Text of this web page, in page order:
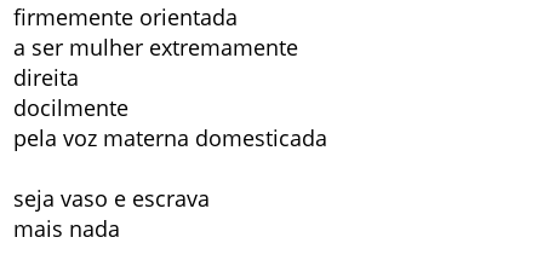
firmemente orientada
a ser mulher extremamente
direita
docilmente
pela voz materna domesticada
seja vaso e escrava
mais nada